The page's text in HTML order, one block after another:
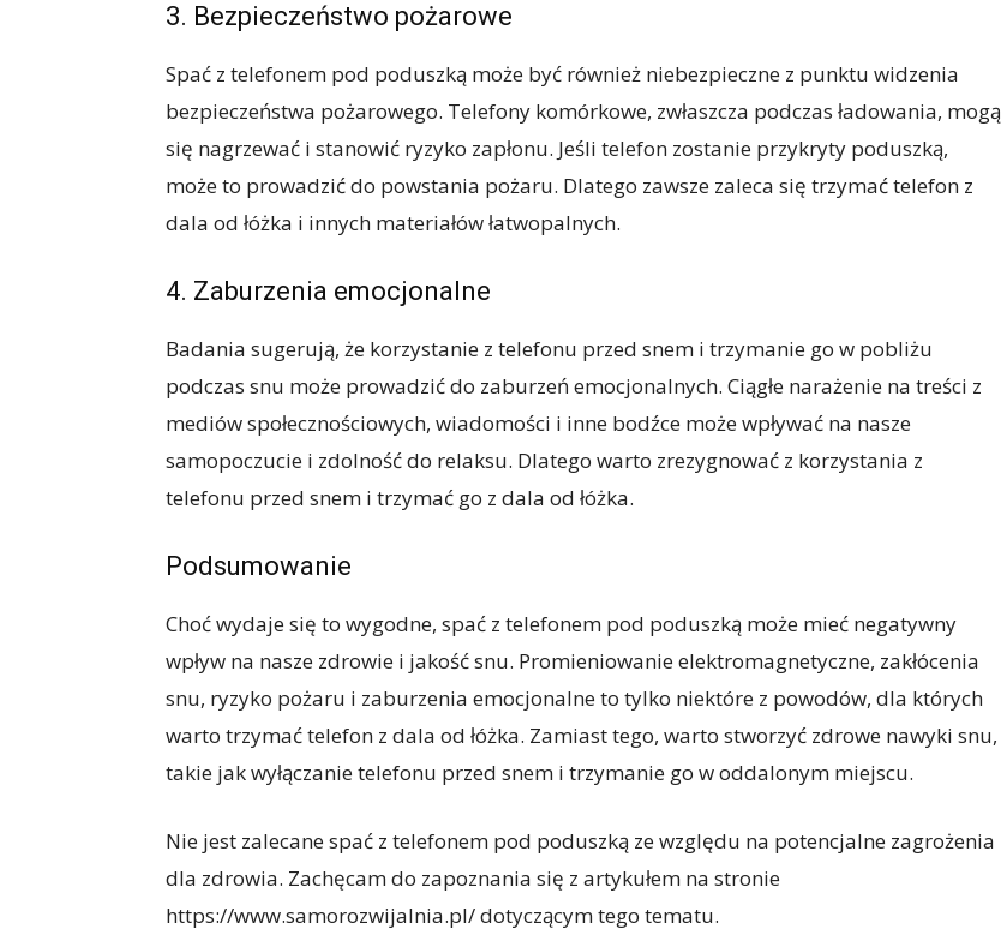
3. Bezpieczeństwo pożarowe
Spać z telefonem pod poduszką może być również niebezpieczne z punktu widzenia
bezpieczeństwa pożarowego. Telefony komórkowe, zwłaszcza podczas ładowania, mogą
się nagrzewać i stanowić ryzyko zapłonu. Jeśli telefon zostanie przykryty poduszką,
może to prowadzić do powstania pożaru. Dlatego zawsze zaleca się trzymać telefon z
dala od łóżka i innych materiałów łatwopalnych.
4. Zaburzenia emocjonalne
Badania sugerują, że korzystanie z telefonu przed snem i trzymanie go w pobliżu
podczas snu może prowadzić do zaburzeń emocjonalnych. Ciągłe narażenie na treści z
mediów społecznościowych, wiadomości i inne bodźce może wpływać na nasze
samopoczucie i zdolność do relaksu. Dlatego warto zrezygnować z korzystania z
telefonu przed snem i trzymać go z dala od łóżka.
Podsumowanie
Choć wydaje się to wygodne, spać z telefonem pod poduszką może mieć negatywny
wpływ na nasze zdrowie i jakość snu. Promieniowanie elektromagnetyczne, zakłócenia
snu, ryzyko pożaru i zaburzenia emocjonalne to tylko niektóre z powodów, dla których
warto trzymać telefon z dala od łóżka. Zamiast tego, warto stworzyć zdrowe nawyki snu,
takie jak wyłączanie telefonu przed snem i trzymanie go w oddalonym miejscu.
Nie jest zalecane spać z telefonem pod poduszką ze względu na potencjalne zagrożenia
dla zdrowia. Zachęcam do zapoznania się z artykułem na stronie
https://www.samorozwijalnia.pl/ dotyczącym tego tematu.